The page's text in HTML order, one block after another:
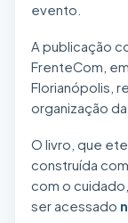
evento.
A publicação
FrenteCom,
Florianópolis,
organização da
O livro, que
construída
com o
ser acessado